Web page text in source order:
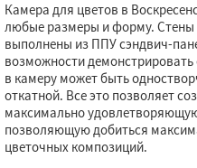
Камера для цветов в
любые размеры и форму. Стены
выполнены из ППУ сэндвич-
возможности
в камеру может быть
откатной. Все это позволяет
максимально
позволяющую добиться
цветочных композиций.